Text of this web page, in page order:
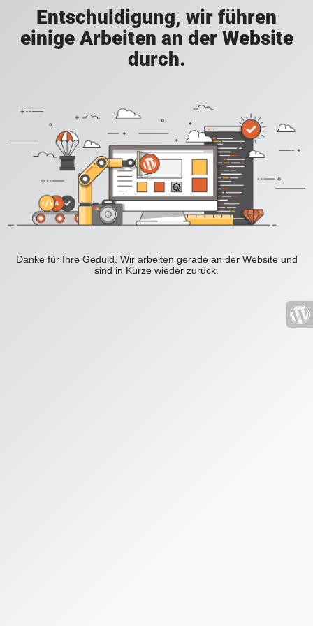
Entschuldigung, wir führen
einige Arbeiten an der Website
durch.
Danke für Ihre Geduld. Wir arbeiten gerade an der Website und
sind in Kürze wieder zurück.